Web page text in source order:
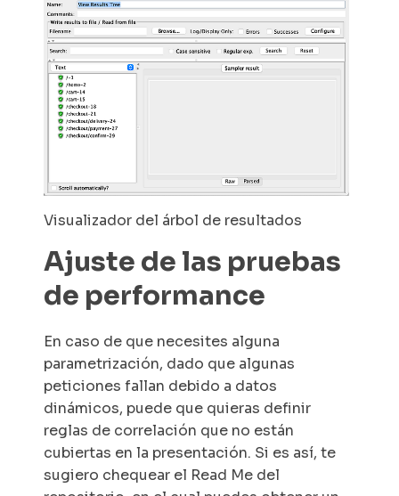
Visualizador del árbol de resultados
Ajuste de las pruebas
de performance
En caso de que necesites alguna
parametrización, dado que algunas
peticiones fallan debido a datos
dinámicos, puede que quieras definir
reglas de correlación que no están
cubiertas en la presentación. Si es así, te
sugiero chequear el Read Me del